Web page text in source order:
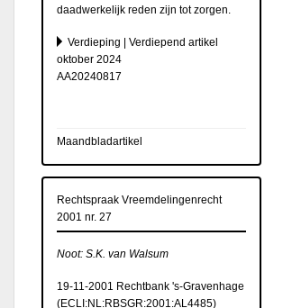
daadwerkelijk reden zijn tot zorgen.
Verdieping | Verdiepend artikel
oktober 2024
AA20240817
Maandbladartikel
Rechtspraak Vreemdelingenrecht
2001 nr. 27
Noot: S.K. van Walsum
19-11-2001 Rechtbank 's-Gravenhage
(ECLI:NL:RBSGR:2001:AL4485)